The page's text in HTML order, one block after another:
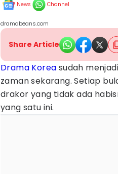
News Channel
dramabeans.com
Share Article
Drama Korea sudah
zaman sekarang. Setiap
drakor yang tidak ada
yang satu ini.